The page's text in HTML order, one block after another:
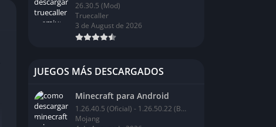
26.30.5 (Mod)
Truecaller
3 de August de 2026
JUEGOS MÁS DESCARGADOS
Minecraft para Android
1.26.40.5 (Oficial) - 1.26.50.22 (BETA)
Mojang